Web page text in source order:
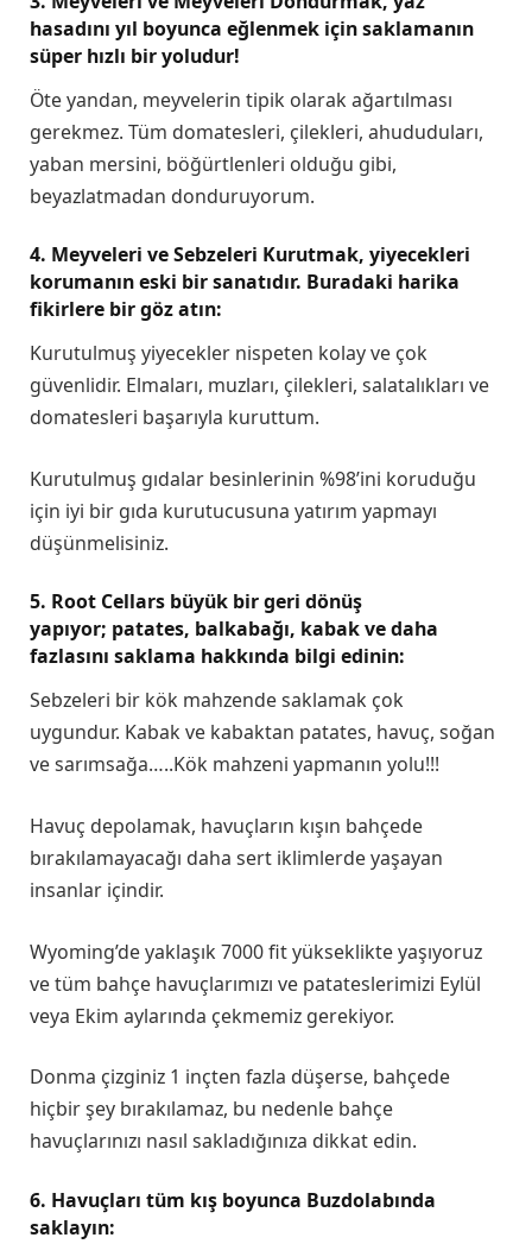
hasadını yıl boyunca eğlenmek için saklamanın
süper hızlı bir yoludur!
Öte yandan, meyvelerin tipik olarak ağartılması
gerekmez. Tüm domatesleri, çilekleri, ahududuları,
yaban mersini, böğürtlenleri olduğu gibi,
beyazlatmadan donduruyorum.
4. Meyveleri ve Sebzeleri Kurutmak, yiyecekleri
korumanın eski bir sanatıdır. Buradaki harika
fikirlere bir göz atın:
Kurutulmuş yiyecekler nispeten kolay ve çok
güvenlidir. Elmaları, muzları, çilekleri, salatalıkları ve
domatesleri başarıyla kuruttum.
Kurutulmuş gıdalar besinlerinin %98’ini koruduğu
için iyi bir gıda kurutucusuna yatırım yapmayı
düşünmelisiniz.
5. Root Cellars büyük bir geri dönüş
yapıyor; patates, balkabağı, kabak ve daha
fazlasını saklama hakkında bilgi edinin:
Sebzeleri bir kök mahzende saklamak çok
uygundur. Kabak ve kabaktan patates, havuç, soğan
ve sarımsağa…..Kök mahzeni yapmanın yolu!!!
Havuç depolamak, havuçların kışın bahçede
bırakılamayacağı daha sert iklimlerde yaşayan
insanlar içindir.
Wyoming’de yaklaşık 7000 fit yükseklikte yaşıyoruz
ve tüm bahçe havuçlarımızı ve patateslerimizi Eylül
veya Ekim aylarında çekmemiz gerekiyor.
Donma çizginiz 1 inçten fazla düşerse, bahçede
hiçbir şey bırakılamaz, bu nedenle bahçe
havuçlarınızı nasıl sakladığınıza dikkat edin.
6. Havuçları tüm kış boyunca Buzdolabında
saklayın: